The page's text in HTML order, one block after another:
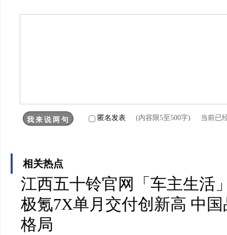
匿名发表 (内容限5至500字) 当前已
相关热点
江西五十铃官网「车主生活
极氪7X单月交付创新高 中
格局